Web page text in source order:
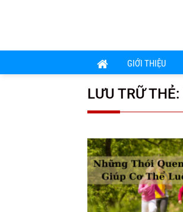
dung
GIỚI THIỆU
LƯU TRỮ THẺ: